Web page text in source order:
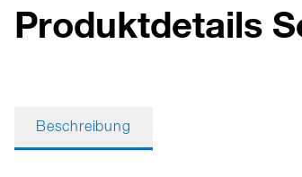
Produktdetails
Beschreibung